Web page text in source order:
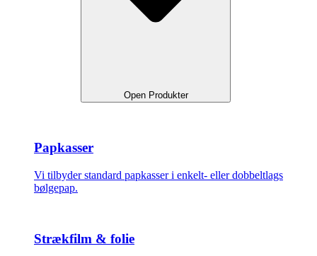
Open Produkter
Papkasser
Vi tilbyder standard papkasser i enkelt- eller dobbeltlags
bølgepap.
Strækfilm & folie